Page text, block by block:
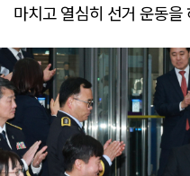
마치고 열심히 선거 운동을